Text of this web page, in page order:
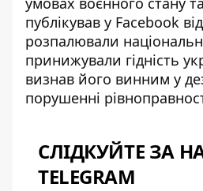
публікував у Facebook
розпалювали
принижували гідність
визнав його винним у
порушенні
СЛІДКУЙТЕ ЗА
TELEGRAM